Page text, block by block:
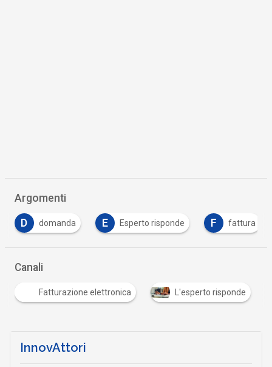
Argomenti
D domanda E Esperto risponde F fattura
Canali
Fatturazione elettronica L'esperto risponde
InnovAttori